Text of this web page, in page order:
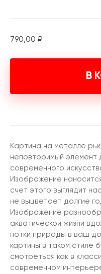
790,00 ₽
В
Картина на металле
неповторимый элемент
современного
Изображение
счет этого выглядит
не выцветает долгие
Изображение
акватической жизни
нотки природы в ваш
картины в таком стиле
смотреться как в
современном